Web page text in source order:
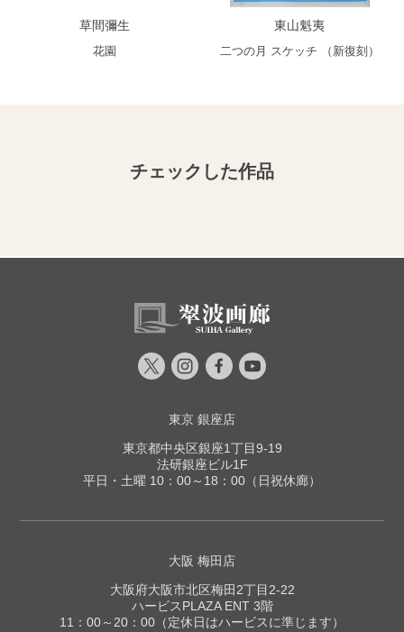
草間彌生
花園
東山魁夷
二つの月 スケッチ （新復刻）
チェックした作品
東京 銀座店
東京都中央区銀座1丁目9-19
法研銀座ビル1F
平日・土曜 10：00～18：00（日祝休廊）
大阪 梅田店
大阪府大阪市北区梅田2丁目2-22
ハービスPLAZA ENT 3階
11：00～20：00（定休日はハービスに準じます）